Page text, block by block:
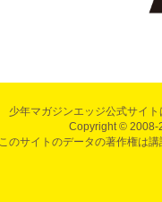
少年マガジンエッジ公式サイ
Copyright © 2008-
このサイトのデータの著作権は